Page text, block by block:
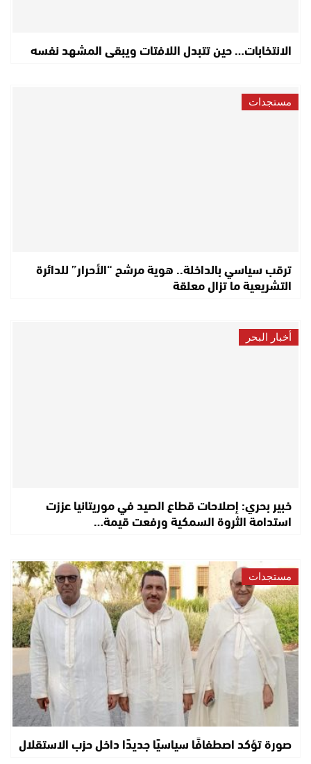
الانتخابات… حين تتبدل اللافتات ويبقى المشهد نفسه
مستجدات
ترقب سياسي بالداخلة.. هوية مرشح “الأحرار” للدائرة
التشريعية ما تزال معلقة
أخبار البحر
خبير بحري: إصلاحات قطاع الصيد في موريتانيا عززت
استدامة الثروة السمكية ورفعت قيمة…
مستجدات
صورة تؤكد اصطفافًا سياسيًا جديدًا داخل حزب الاستقلال